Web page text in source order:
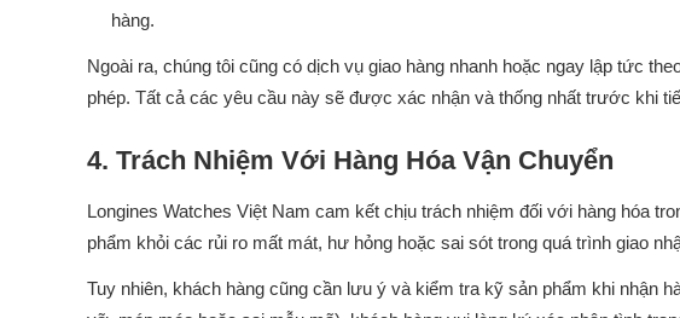
hàng.
Ngoài ra, chúng tôi cũng có dịch vụ giao hàng nhanh hoặc ngay lập tức
phép. Tất cả các yêu cầu này sẽ được xác nhận và thống nhất trước khi
4. Trách Nhiệm Với Hàng Hóa Vận Chuyển
Longines Watches Việt Nam cam kết chịu trách nhiệm đối với hàng hóa
phẩm khỏi các rủi ro mất mát, hư hỏng hoặc sai sót trong quá trình giao
Tuy nhiên, khách hàng cũng cần lưu ý và kiểm tra kỹ sản phẩm khi nhận